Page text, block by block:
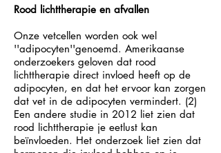
Rood lichttherapie en afvallen
Onze vetcellen worden ook wel
''adipocyten''genoemd. Amerikaanse
onderzoekers geloven dat rood
lichttherapie direct invloed heeft op de
adipocyten, en dat het ervoor kan zorgen
dat vet in de adipocyten vermindert. (2)
Een andere studie in 2012 liet zien dat
rood lichttherapie je eetlust kan
beïnvloeden. Het onderzoek liet zien dat